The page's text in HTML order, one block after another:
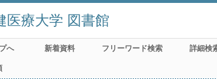
医療大学 図書館
へ 新着資料 フリーワード検索 詳細検